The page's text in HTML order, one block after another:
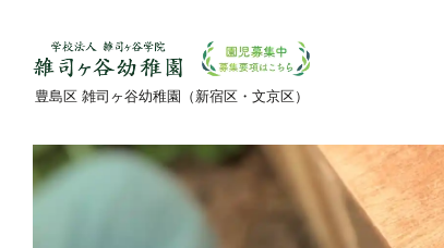
豊島区 雑司ヶ谷幼稚園（新宿区・文京区）